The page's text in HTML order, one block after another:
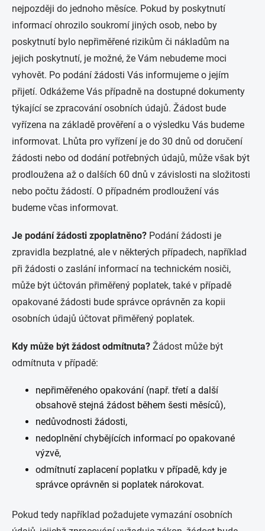
nejpozději do jednoho měsíce. Pokud by poskytnutí
informací ohrozilo soukromí jiných osob, nebo by
poskytnutí bylo nepřiměřené rizikům či nákladům na
jejich poskytnutí, je možné, že Vám nebudeme moci
vyhovět. Po podání žádosti Vás informujeme o jejím
přijetí. Odkážeme Vás případně na dostupné dokumenty
týkající se zpracování osobních údajů. Žádost bude
vyřízena na základě prověření a o výsledku Vás budeme
informovat. Lhůta pro vyřízení je do 30 dnů od doručení
žádosti nebo od dodání potřebných údajů, může však být
prodloužena až o dalších 60 dnů v závislosti na složitosti
nebo počtu žádostí. O případném prodloužení vás
budeme včas informovat.
Je podání žádosti zpoplatněno? Podání žádosti je
zpravidla bezplatné, ale v některých případech, například
při žádosti o zaslání informací na technickém nosiči,
může být účtován přiměřený poplatek, také v případě
opakované žádosti bude správce oprávněn za kopii
osobních údajů účtovat přiměřený poplatek.
Kdy může být žádost odmítnuta? Žádost může být
odmítnuta v případě:
nepřiměřeného opakování (např. třetí a další
obsahově stejná žádost během šesti měsíců),
nedůvodnosti žádosti,
nedoplnění chybějících informací po opakované
výzvě,
odmítnutí zaplacení poplatku v případě, kdy je
správce oprávněn si poplatek nárokovat.
Pokud tedy například požadujete vymazání osobních